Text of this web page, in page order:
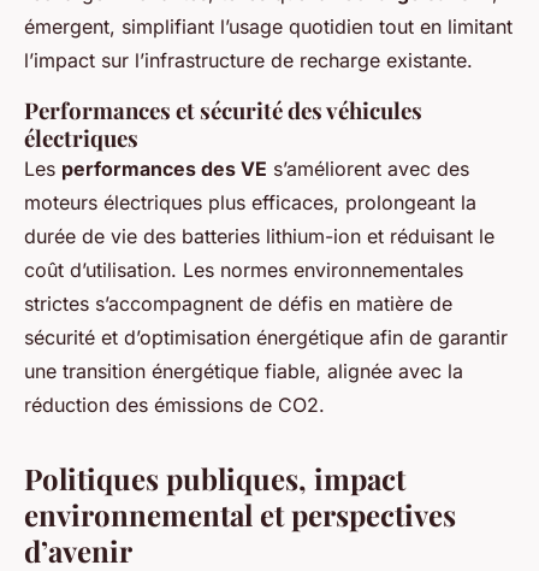
émergent, simplifiant l’usage quotidien tout en limitant
l’impact sur l’infrastructure de recharge existante.
Performances et sécurité des véhicules
électriques
Les performances des VE s’améliorent avec des
moteurs électriques plus efficaces, prolongeant la
durée de vie des batteries lithium-ion et réduisant le
coût d’utilisation. Les normes environnementales
strictes s’accompagnent de défis en matière de
sécurité et d’optimisation énergétique afin de garantir
une transition énergétique fiable, alignée avec la
réduction des émissions de CO2.
Politiques publiques, impact
environnemental et perspectives
d’avenir